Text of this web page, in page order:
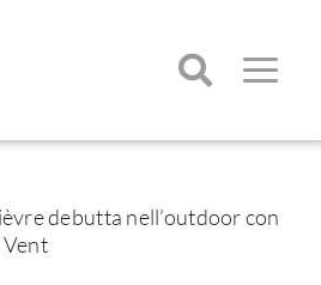
Toggle
debutta nell’outdoor con
Vent